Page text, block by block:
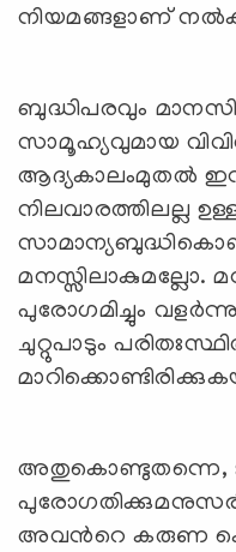
നിയമങ്ങളാണ്
ബുദ്ധിപരവും
സാമൂഹ്യവുമായ
ആദ്യകാലംമുതല്‍
നിലവാരത്തിലല്ല
മനസ്സിലാകുമല്ലോ.
പുരോഗമിച്ചും
ചുറ്റുപാടും
അതുകൊണ്ടുതന്നെ,
അവന്‍റെ കരുണ